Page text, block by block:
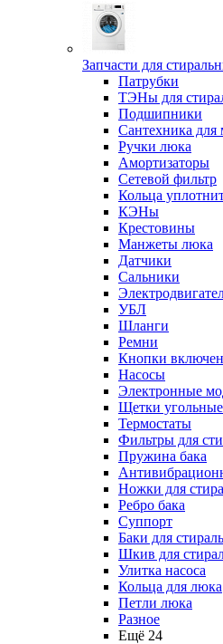
Запчасти для
Патрубки
ТЭНы для
Подшипники
Сантехника для
Ручки люка
Амортизаторы
Сетевой фильтр
Кольца
КЭНы
Крестовины
Манжеты люка
Датчики
Сальники
УБЛ
Шланги
Ремни
Кнопки
Насосы
Электронные
Щетки
Термостаты
Фильтры для
Пружина бака
Ножки для
Ребро бака
Суппорт
Баки для
Шкив для
Улитка насоса
Кольца для люка
Петли люка
Разное
Ещё 24